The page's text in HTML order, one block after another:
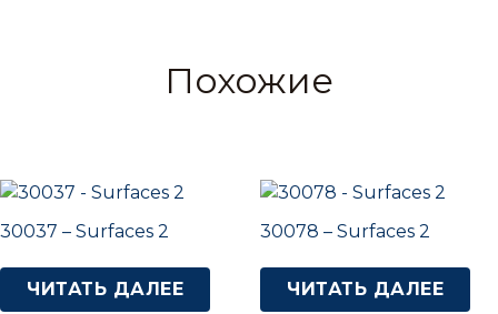
Похожие
30037 – Surfaces 2
ЧИТАТЬ ДАЛЕЕ
30078 – Surfaces 2
ЧИТАТЬ ДАЛЕЕ